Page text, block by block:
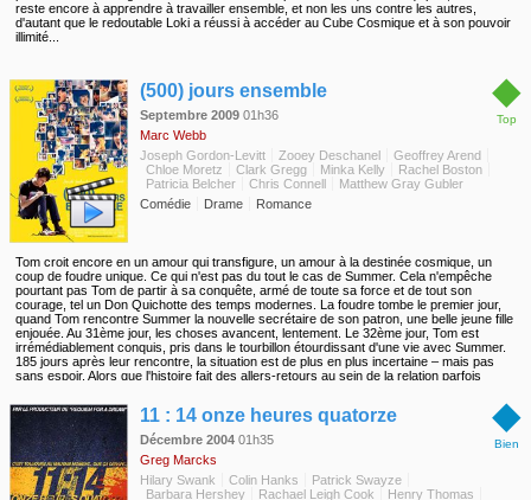
reste encore à apprendre à travailler ensemble, et non les uns contre les autres,
d'autant que le redoutable Loki a réussi à accéder au Cube Cosmique et à son pouvoir
illimité...
◆
Top
(500) jours ensemble
Septembre 2009 01h36
Marc Webb
Joseph Gordon-Levitt
Zooey Deschanel
Geoffrey Arend
Chloe Moretz
Clark Gregg Minka Kelly
Rachel Boston
Patricia Belcher
Chris Connell
Matthew Gray Gubler
Comédie
Drame Romance
Tom croit encore en un amour qui transfigure, un amour à la destinée cosmique, un
coup de foudre unique. Ce qui n'est pas du tout le cas de Summer. Cela n'empêche
pourtant pas Tom de partir à sa conquête, armé de toute sa force et de tout son
courage, tel un Don Quichotte des temps modernes. La foudre tombe le premier jour,
quand Tom rencontre Summer la nouvelle secrétaire de son patron, une belle jeune fille
enjouée. Au 31ème jour, les choses avancent, lentement. Le 32ème jour, Tom est
irrémédiablement conquis, pris dans le tourbillon étourdissant d'une vie avec Summer.
185 jours après leur rencontre, la situation est de plus en plus incertaine – mais pas
sans espoir. Alors que l'histoire fait des allers-retours au sein de la relation parfois
de la relation amoureuse, du premier coup de coeur aux rendez-vous, du sexe à la
séparation, à la récrimination et à la rédemption et décrit toutes les raisons qui nous
poussent à nous battre aussi ardemment pour arriver à trouver un sens à l'amour... Et,
avec un peu de chance, à en faire une réalité.
◆
Bien
11 : 14 onze heures quatorze
Décembre 2004 01h35
Greg Marcks
Hilary Swank
Colin Hanks
Patrick Swayze
Barbara Hershey
Rachael Leigh Cook
Henry Thomas